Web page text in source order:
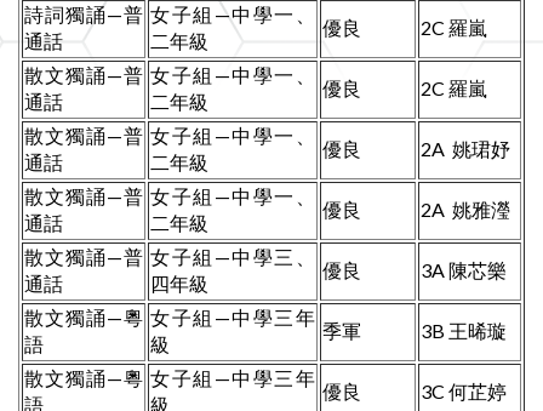
詩詞獨誦—普
通話
女子組—中學一、
二年級
優良 2C 羅嵐
散文獨誦—普
通話
女子組—中學一、
二年級
優良 2C 羅嵐
散文獨誦—普
通話
女子組—中學一、
二年級
優良 2A 姚珺妤
散文獨誦—普
通話
女子組—中學一、
二年級
優良 2A 姚雅瀅
散文獨誦—普
通話
女子組—中學三、
四年級
優良 3A 陳芯樂
散文獨誦—粵
語
女子組—中學三年
級
季軍 3B 王晞璇
散文獨誦—粵
語
女子組—中學三年
級
優良 3C 何芷婷